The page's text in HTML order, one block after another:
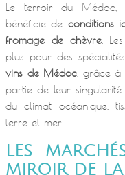
Le terroir du Médoc,
bénéficie de conditions
fromage de chèvre.
plus pour des
vins de Médoc, grâce à
partie de leur
du climat océanique,
terre et mer.
LES
MIROIR DE LA